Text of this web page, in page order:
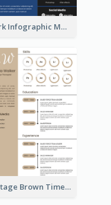
Dark Infographic Marketing Assistant Resume
Vintage Brown Timeline Resume